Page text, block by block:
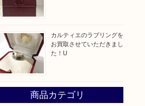
カルティエのラブリングを
お買取させていただきまし
た！U
商品カテゴリ